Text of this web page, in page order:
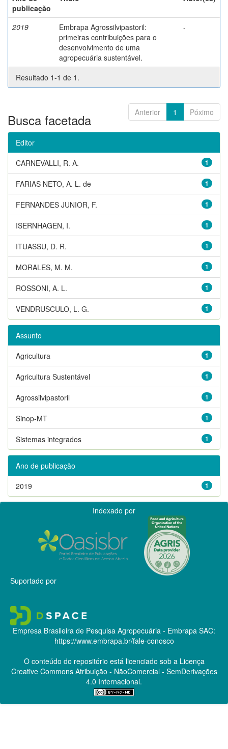
publicação
2019
Embrapa Agrossilvipastoril:
primeiras contribuições para o
desenvolvimento de uma
agropecuária sustentável.
-
Resultado 1-1 de 1.
Anterior 1 Póximo
Busca facetada
Editor
1
CARNEVALLI, R. A.
1
FARIAS NETO, A. L. de
1
FERNANDES JUNIOR, F.
1
ISERNHAGEN, I.
1
ITUASSU, D. R.
1
MORALES, M. M.
1
ROSSONI, A. L.
1
VENDRUSCULO, L. G.
Assunto
1
Agricultura
1
Agricultura Sustentável
1
Agrossilvipastoril
1
Sinop-MT
1
Sistemas integrados
Ano de publicação
1
2019
Indexado por
Suportado por
Empresa Brasileira de Pesquisa Agropecuária - Embrapa SAC:
https://www.embrapa.br/fale-conosco
O conteúdo do repositório está licenciado sob a Licença
Creative CommonsAtribuição - NãoComercial - SemDerivações
4.0 Internacional.